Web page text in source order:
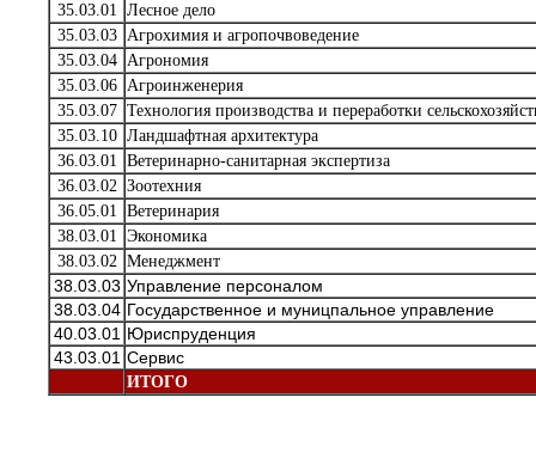
35.03.01 Лесное дело
35.03.03 Агрохимия и агропочвоведение
35.03.04 Агрономия
35.03.06 Агроинженерия
35.03.07 Технология производства и переработки
35.03.10 Ландшафтная архитектура
36.03.01 Ветеринарно-санитарная экспертиза
36.03.02 Зоотехния
36.05.01 Ветеринария
38.03.01 Экономика
38.03.02 Менеджмент
38.03.03 Управление персоналом
38.03.04 Государственное и муницпальное управление
40.03.01 Юриспруденция
43.03.01 Сервис
ИТОГО